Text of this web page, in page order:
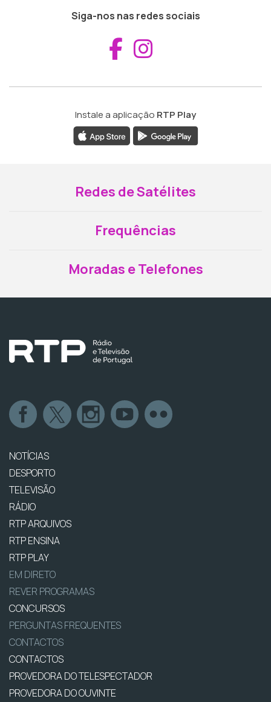
Siga-nos nas redes sociais
Aceder ao
Instale a aplicação RTP Play
Redes de Satélites
Frequências
Moradas e Telefones
NOTÍCIAS
DESPORTO
TELEVISÃO
RÁDIO
RTP ARQUIVOS
RTP ENSINA
RTP PLAY
EM DIRETO
REVER PROGRAMAS
CONCURSOS
PERGUNTAS FREQUENTES
CONTACTOS
CONTACTOS
PROVEDORA DO TELESPECTADOR
PROVEDORA DO OUVINTE